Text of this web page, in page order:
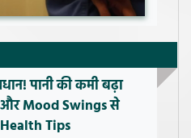
पानी की कमी बढ़ा
Mood Swings से
Tips